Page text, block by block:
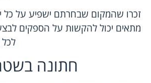
זכרו שהמקום שבחרתם ישפיע על
מתאים יכול להקשות על הספקים
חתונה